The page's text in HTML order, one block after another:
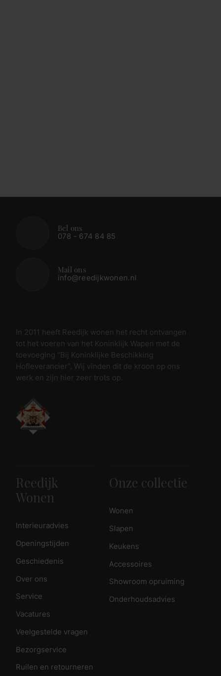
Bel ons
078 - 674 84 85
Mail ons
info@reedijkwonen.nl
In 2011 heeft Reedijk wonen het recht ontvangen
tot het voeren van het Koninklijk Wapen met de
toevoeging “Bij Koninklijke Beschikking
Hofleverancier”. Wij vinden dit de kroon op ons
werk en zijn hier zeer trots op.
Reedijk
Wonen
Interieuradvies
Openingstijden
Geschiedenis
Over ons
Service
Vacatures
Veelgestelde vragen
Bezorgservice
Ruilen en retourneren
Onze collectie
Wonen
Slapen
Keukens
Accessoires
Showroom opruiming
Onderhoudsadvies